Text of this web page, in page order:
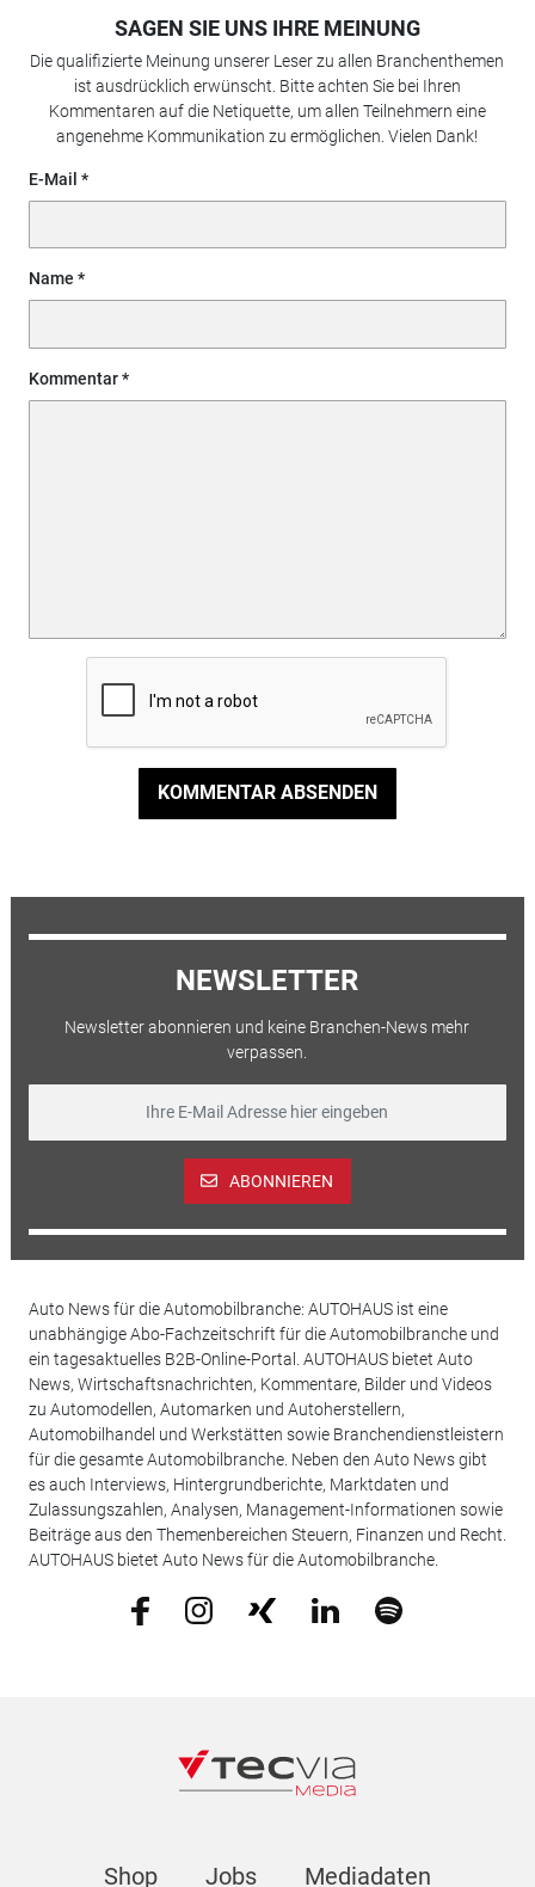
SAGEN SIE UNS IHRE MEINUNG
Die qualifizierte Meinung unserer Leser zu allen Branchenthemen
ist ausdrücklich erwünscht. Bitte achten Sie bei Ihren
Kommentaren auf die Netiquette, um allen Teilnehmern eine
angenehme Kommunikation zu ermöglichen. Vielen Dank!
E-Mail
Name
Kommentar
KOMMENTAR ABSENDEN
NEWSLETTER
Newsletter abonnieren und keine Branchen-News mehr
verpassen.
ABONNIEREN
Auto News für die Automobilbranche: AUTOHAUS ist eine
unabhängige Abo-Fachzeitschrift für die Automobilbranche und
ein tagesaktuelles B2B-Online-Portal. AUTOHAUS bietet Auto
News, Wirtschaftsnachrichten, Kommentare, Bilder und Videos
zu Automodellen, Automarken und Autoherstellern,
Automobilhandel und Werkstätten sowie Branchendienstleistern
für die gesamte Automobilbranche. Neben den Auto News gibt
es auch Interviews, Hintergrundberichte, Marktdaten und
Zulassungszahlen, Analysen, Management-Informationen sowie
Beiträge aus den Themenbereichen Steuern, Finanzen und Recht.
AUTOHAUS bietet Auto News für die Automobilbranche.
Shop Jobs Mediadaten